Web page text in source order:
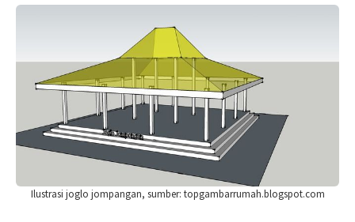
Ilustrasi joglo jompangan, sumber: topgambarrumah.blogspot.com